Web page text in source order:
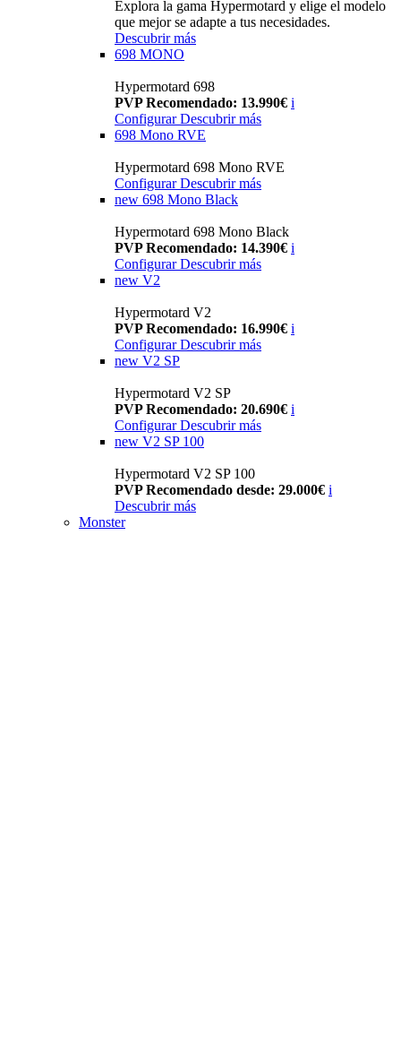
Explora la gama Hypermotard y elige el modelo
que mejor se adapte a tus necesidades.
Descubrir más
698 MONO
Hypermotard 698
PVP Recomendado: 13.990€ i
ConfigurarDescubrir más
698 Mono RVE
Hypermotard 698 Mono RVE
Configurar Descubrir más
new 698 Mono Black
Hypermotard 698 Mono Black
PVP Recomendado: 14.390€ i
Configurar Descubrir más
new V2
Hypermotard V2
PVP Recomendado: 16.990€ i
Configurar Descubrir más
new V2 SP
Hypermotard V2 SP
PVP Recomendado: 20.690€ i
Configurar Descubrir más
new V2 SP 100
Hypermotard V2 SP 100
PVP Recomendado desde: 29.000€ i
Descubrir más
Monster